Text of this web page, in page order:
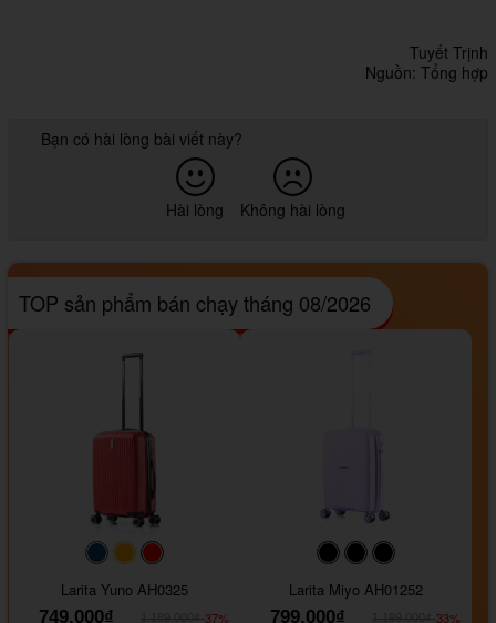
Tuyết Trịnh
Nguồn: Tổng hợp
Bạn có hài lòng bài viết này?
Hài lòng Không hài lòng
TOP sản phẩm bán chạy tháng 08/2026
#093f69#ffa500
Larita Yuno AH0325
749.000₫
-37%
#000000#000000
Larita Miyo AH01252
799.000₫
-33%